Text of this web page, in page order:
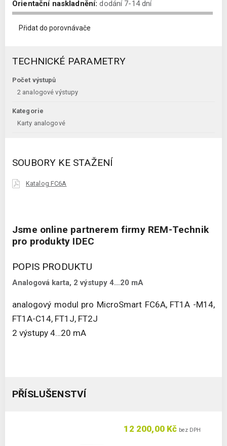
Orientační naskladnění: dodání 7-14 dní
Přidat do porovnávače
TECHNICKÉ PARAMETRY
Počet výstupů
2 analogové výstupy
Kategorie
Karty analogové
SOUBORY KE STAŽENÍ
Katalog FC6A
Jsme online partnerem firmy REM-Technik
pro produkty IDEC
POPIS PRODUKTU
Analogová karta, 2 výstupy 4…20 mA
analogový modul pro MicroSmart FC6A, FT1A -M14,
FT1A-C14, FT1J, FT2J
2 výstupy 4…20 mA
PŘÍSLUŠENSTVÍ
12 200,00 Kč bez DPH